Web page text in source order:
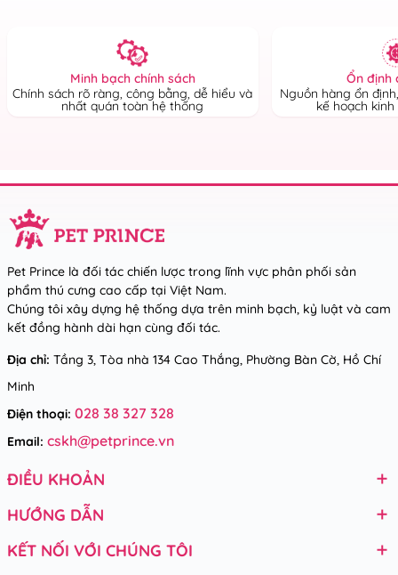
Minh bạch chính sách
Chính sách rõ ràng, công bằng, dễ hiểu và
nhất quán toàn hệ thống
Ổn định
Nguồn hàng ổn
kế hoạch
Pet Prince là đối tác chiến lược trong lĩnh vực phân phối sản
phẩm thú cưng cao cấp tại Việt Nam.
Chúng tôi xây dựng hệ thống dựa trên minh bạch, kỷ luật và cam
kết đồng hành dài hạn cùng đối tác.
Địa chỉ: Tầng 3, Tòa nhà 134 Cao Thắng, Phường Bàn Cờ, Hồ Chí
Minh
Điện thoại: 028 38 327 328
Email: cskh@petprince.vn
ĐIỀU KHOẢN
HƯỚNG DẪN
KẾT NỐI VỚI CHÚNG TÔI